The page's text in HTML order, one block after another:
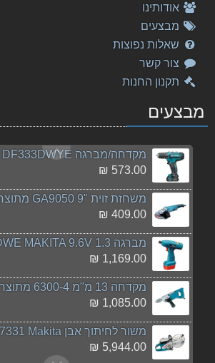
אודותינו
מבצעים
שאלות נפוצות
צור קשר
תקנון החנות
מבצעים
מקדח פטישון 28-460 Makita SDS מקיטה
סטנד למסורים WST05 מתוצרת Makita מקיטה
1,189.00 ₪
1,245.00 ₪
מקדחה/מברגה Makita DF333DWYE מקיטה
573.00 ₪
משחזת זוית "9 GA9050 מתוצרת Makita מקיטה
409.00 ₪
מברגה 6903VDWE MAKITA 9.6V 1.3 מקיטה
1,169.00 ₪
מקדחה 13 מ"מ 6300-4 מתוצרת Makita מקיטה
1,085.00 ₪
משור לחיתוך אבן DPC7331 Makita מקיטה
5,944.00 ₪